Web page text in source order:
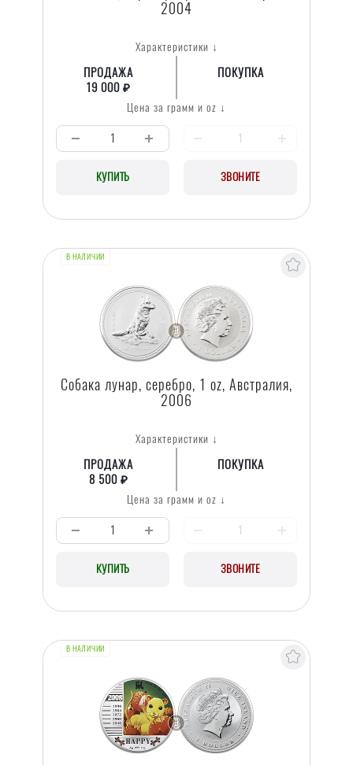
2004
Характеристики ↓
ПРОДАЖА
19 000 ₽
ПОКУПКА
Цена за грамм и oz ↓
КУПИТЬ ЗВОНИТЕ
В НАЛИЧИИ
Собака лунар, серебро, 1 oz, Австралия,
2006
Характеристики ↓
ПРОДАЖА
8 500 ₽
ПОКУПКА
Цена за грамм и oz ↓
КУПИТЬ ЗВОНИТЕ
В НАЛИЧИИ